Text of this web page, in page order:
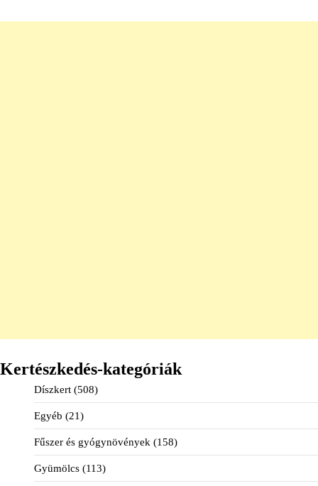
Kertészkedés-kategóriák
Díszkert (508)
Egyéb (21)
Fűszer és gyógynövények (158)
Gyümölcs (113)